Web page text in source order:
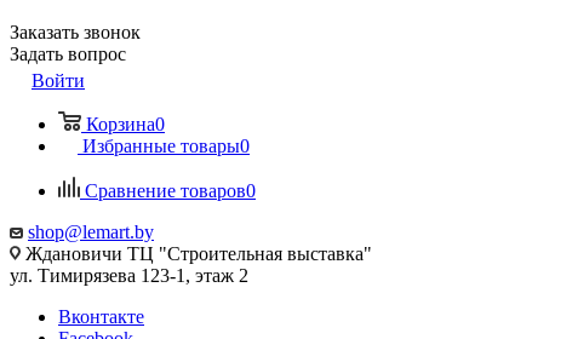
Заказать звонок
Задать вопрос
Войти
Корзина0
Избранные товары0
Сравнение товаров0
shop@lemart.by
Ждановичи ТЦ "Строительная выставка"
ул. Тимирязева 123-1, этаж 2
Вконтакте